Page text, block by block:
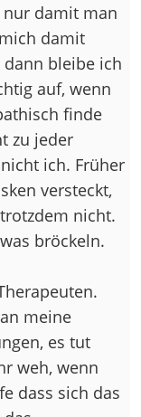
damit man
damit
bleibe ich
auf, wenn
finde
zu jeder
ich. Früher
versteckt,
nicht.
bröckeln.
meine
es tut
weh, wenn
dass sich das